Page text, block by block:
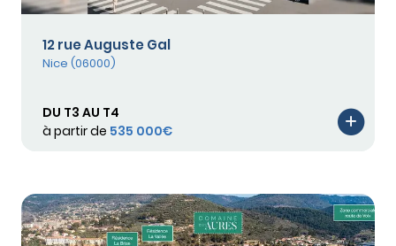
12 rue Auguste Gal
Nice (06000)
DU T3 AU T4
à partir de 535 000€